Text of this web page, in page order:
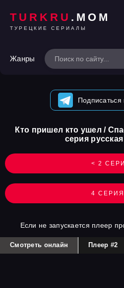
TURKRU .MOM
ТУРЕЦКИЕ СЕРИАЛЫ
Жанры
Подписаться
< 2
Кто пришел кто ушел /
серия
4 СЕРИЯ
Если не запускается плеер
Смотреть онлайн Плеер #2